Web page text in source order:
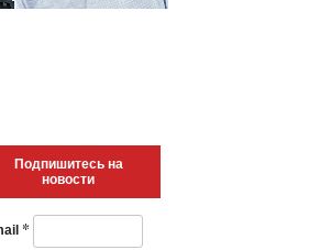
Подпишитесь на
новости
*